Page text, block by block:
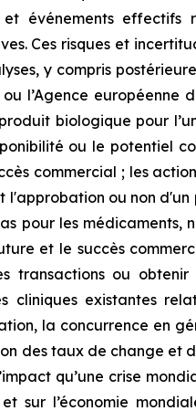
événements effectifs
Ces risques et
y compris
l’Agence européenne
biologique pour
ou le potentiel
commercial ; les
l'approbation ou non
pour les médicaments,
et le succès
ou obtenir
cliniques existantes
la concurrence en
des taux de change et
qu’une crise
sur l’économie